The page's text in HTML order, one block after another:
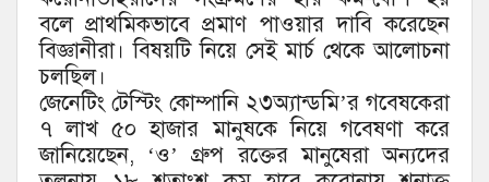
বলে প্রাথমিকভাবে প্রমাণ পাওয়ার দাবি করেছেন
বিজ্ঞানীরা। বিষয়টি নিয়ে সেই মার্চ থেকে আলোচনা
চলছিল।
জেনেটিং টেস্টিং কোম্পানি ২৩অ্যান্ডমি’র গবেষকেরা
৭ লাখ ৫০ হাজার মানুষকে নিয়ে গবেষণা করে
জানিয়েছেন, ‘ও’ গ্রুপ রক্তের মানুষেরা অন্যদের